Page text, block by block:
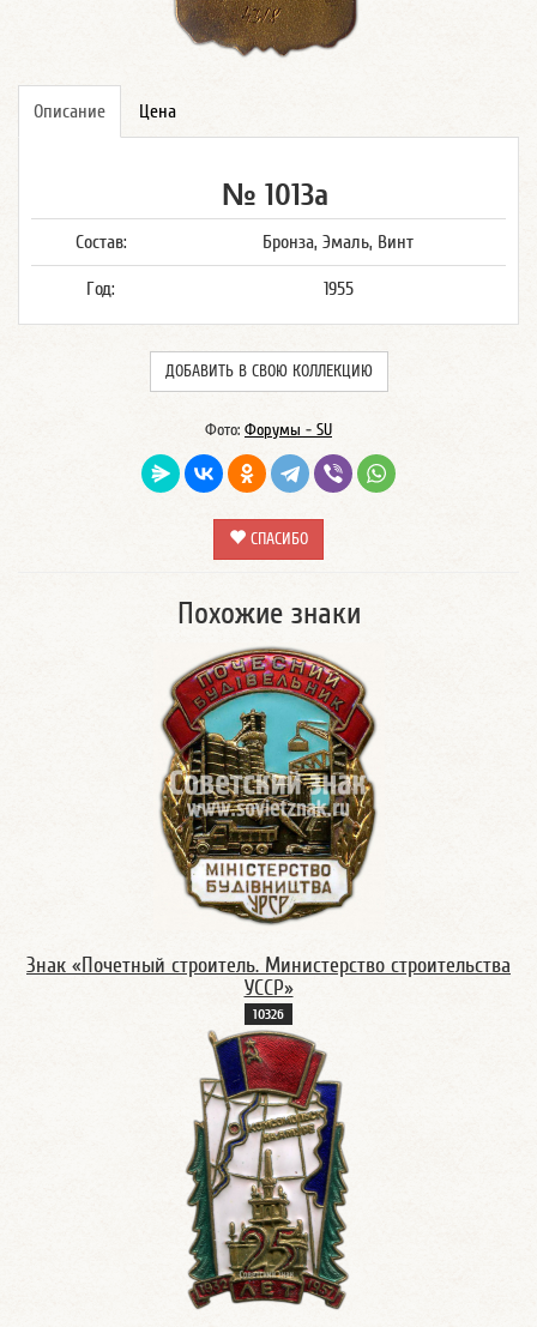
Описание Цена
№ 1013а
Состав: Бронза, Эмаль, Винт
Год: 1955
ДОБАВИТЬ В СВОЮ КОЛЛЕКЦИЮ
Фото: Форумы - SU
СПАСИБО
Похожие знаки
Знак «Почетный строитель. Министерство строительства
УССР»
1032б